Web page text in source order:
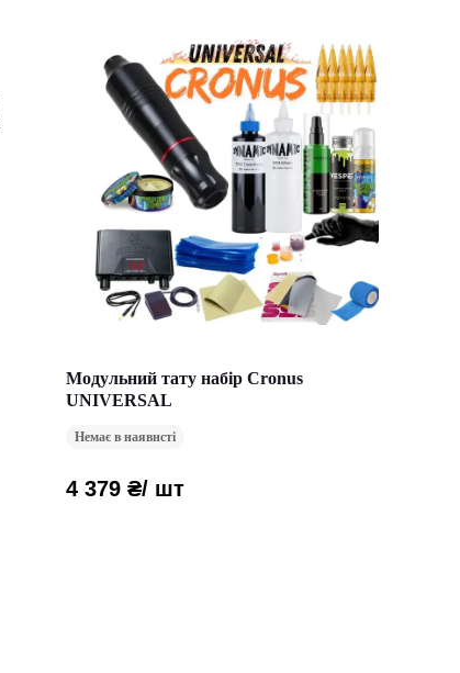
Модульний тату набір Cronus
UNIVERSAL
Немає в наявнсті
4 379 ₴/ шт